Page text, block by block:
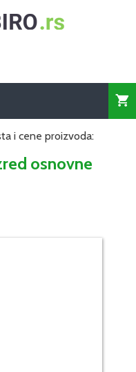
i cene proizvoda:
osnovne